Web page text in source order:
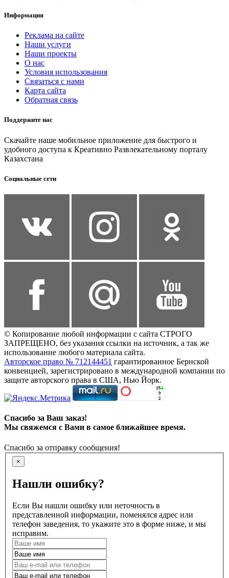
Информация
Реклама на сайте
Наши услуги
Наши проекты
О нас
Условия использования
Связаться с нами
Карта сайта
Обратная связь
Поддержите нас
Скачайте наше мобильное приложение для быстрого и
удобного доступа к Креативно Развлекательному порталу
Казахстана
Социальные сети
© Копирование любой информации с сайта СТРОГО
ЗАПРЕЩЕНО, без указания ссылки на источник, а так же
использование любого материала сайта.
Авторское право № 712144451 гарантированное Бернской
конвенцией, зарегистрировано в международной компании по
защите авторского права в США, Нью Йорк.
Спасибо за Ваш заказ!
Мы свяжемся с Вами в самое ближайшее время.
Спасибо за отправку сообщения!
×
Нашли ошибку?
Если Вы нашли ошибку или неточность в
представленной информации, поменялся адрес или
телефон заведения, то укажите это в форме ниже, и мы
исправим.